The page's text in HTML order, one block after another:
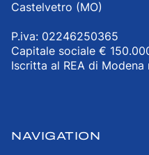
Castelvetro (MO)
P.iva: 02246250365
Capitale sociale €
Iscritta al REA di Modena
NAVIGATION